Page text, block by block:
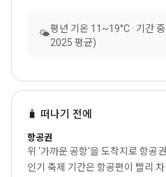
🌤평년 기온 11~19°C · 기간
2025 평균)
🧳 떠나기 전에
항공권
위 '가까운 공항'을 도착지로 항공
인기 축제 기간은 항공편이 빨리